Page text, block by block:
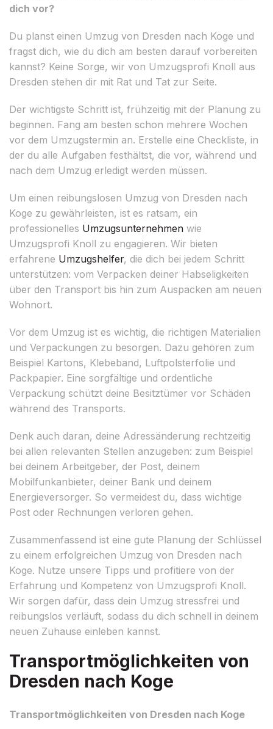
dich vor?
Du planst einen Umzug von Dresden nach Koge und
fragst dich, wie du dich am besten darauf vorbereiten
kannst? Keine Sorge, wir von Umzugsprofi Knoll aus
Dresden stehen dir mit Rat und Tat zur Seite.
Der wichtigste Schritt ist, frühzeitig mit der Planung zu
beginnen. Fang am besten schon mehrere Wochen
vor dem Umzugstermin an. Erstelle eine Checkliste, in
der du alle Aufgaben festhältst, die vor, während und
nach dem Umzug erledigt werden müssen.
Um einen reibungslosen Umzug von Dresden nach
Koge zu gewährleisten, ist es ratsam, ein
professionelles Umzugsunternehmen wie
Umzugsprofi Knoll zu engagieren. Wir bieten
erfahrene Umzugshelfer, die dich bei jedem Schritt
unterstützen: vom Verpacken deiner Habseligkeiten
über den Transport bis hin zum Auspacken am neuen
Wohnort.
Vor dem Umzug ist es wichtig, die richtigen Materialien
und Verpackungen zu besorgen. Dazu gehören zum
Beispiel Kartons, Klebeband, Luftpolsterfolie und
Packpapier. Eine sorgfältige und ordentliche
Verpackung schützt deine Besitztümer vor Schäden
während des Transports.
Denk auch daran, deine Adressänderung rechtzeitig
bei allen relevanten Stellen anzugeben: zum Beispiel
bei deinem Arbeitgeber, der Post, deinem
Mobilfunkanbieter, deiner Bank und deinem
Energieversorger. So vermeidest du, dass wichtige
Post oder Rechnungen verloren gehen.
Zusammenfassend ist eine gute Planung der Schlüssel
zu einem erfolgreichen Umzug von Dresden nach
Koge. Nutze unsere Tipps und profitiere von der
Erfahrung und Kompetenz von Umzugsprofi Knoll.
Wir sorgen dafür, dass dein Umzug stressfrei und
reibungslos verläuft, sodass du dich schnell in deinem
neuen Zuhause einleben kannst.
Transportmöglichkeiten von
Dresden nach Koge
Transportmöglichkeiten von Dresden nach Koge